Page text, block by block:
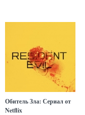
Обитель Зла: Сериал от
Netflix